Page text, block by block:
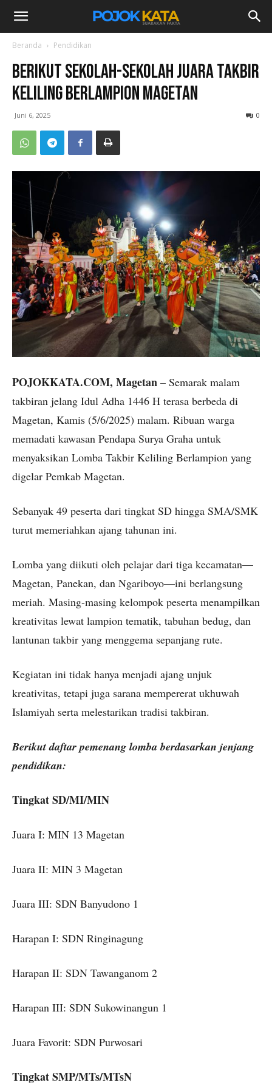
Beranda Pendidikan
Berikut Sekolah-Sekolah Juara Takbir
Keliling Berlampion Magetan
Juni 6, 2025 0
POJOKKATA.COM, Magetan – Semarak malam
takbiran jelang Idul Adha 1446 H terasa berbeda di
Magetan, Kamis (5/6/2025) malam. Ribuan warga
memadati kawasan Pendapa Surya Graha untuk
menyaksikan Lomba Takbir Keliling Berlampion yang
digelar Pemkab Magetan.
Sebanyak 49 peserta dari tingkat SD hingga SMA/SMK
turut memeriahkan ajang tahunan ini.
Lomba yang diikuti oleh pelajar dari tiga kecamatan—
Magetan, Panekan, dan Ngariboyo—ini berlangsung
meriah. Masing-masing kelompok peserta menampilkan
kreativitas lewat lampion tematik, tabuhan bedug, dan
lantunan takbir yang menggema sepanjang rute.
Kegiatan ini tidak hanya menjadi ajang unjuk
kreativitas, tetapi juga sarana mempererat ukhuwah
Islamiyah serta melestarikan tradisi takbiran.
Berikut daftar pemenang lomba berdasarkan jenjang
pendidikan:
Tingkat SD/MI/MIN
Juara I: MIN 13 Magetan
Juara II: MIN 3 Magetan
Juara III: SDN Banyudono 1
Harapan I: SDN Ringinagung
Harapan II: SDN Tawanganom 2
Harapan III: SDN Sukowinangun 1
Juara Favorit: SDN Purwosari
Tingkat SMP/MTs/MTsN